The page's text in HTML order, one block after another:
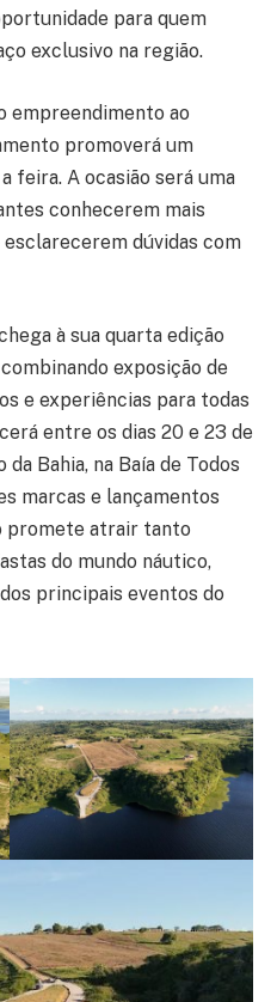
para quem
exclusivo na região.
empreendimento ao
promoverá um
feira. A ocasião será uma
conhecerem mais
dúvidas com
à sua quarta edição
exposição de
e experiências para todas
entre os dias 20 e 23 de
Bahia, na Baía de Todos
marcas e lançamentos
promete atrair tanto
do mundo náutico,
principais eventos do